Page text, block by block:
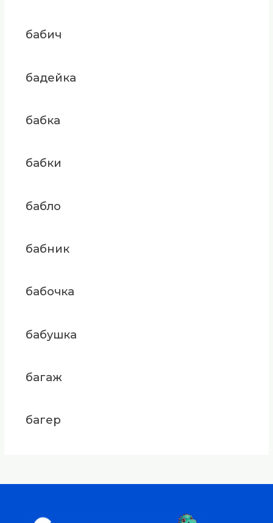
бабич
бадейка
бабка
бабки
бабло
бабник
бабочка
бабушка
багаж
багер